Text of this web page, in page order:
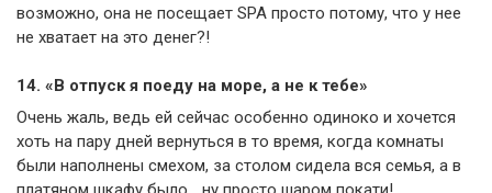
возможно, она не посещает SPA просто потому, что у нее
не хватает на это денег?!
14. «В отпуск я поеду на море, а не к тебе»
Очень жаль, ведь ей сейчас особенно одиноко и хочется
хоть на пару дней вернуться в то время, когда комнаты
были наполнены смехом, за столом сидела вся семья, а в